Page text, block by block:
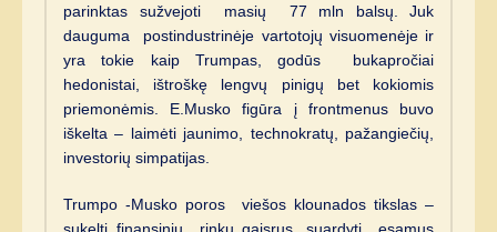
parinktas sužvejoti masių 77 mln balsų. Juk
dauguma postindustrinėje vartotojų visuomenėje ir
yra tokie kaip Trumpas, godūs bukapročiai
hedonistai, ištroškę lengvų pinigų bet kokiomis
priemonėmis. E.Musko figūra į frontmenus buvo
iškelta – laimėti jaunimo, technokratų, pažangiečių,
investorių simpatijas.
Trumpo -Musko poros viešos klounados tikslas –
sukelti finansinių rinkų gaisrus, suardyti esamus